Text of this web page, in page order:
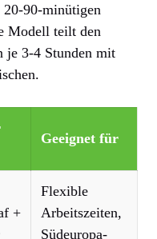
90-minütigen
Modell teilt den
je 3-4 Stunden mit
Geeignet für
+
Flexible
Arbeitszeiten,
Südeuropa-